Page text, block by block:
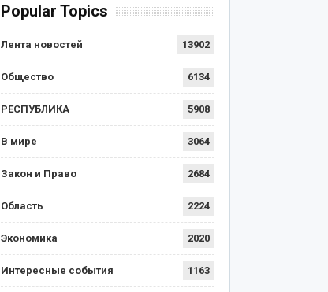
Popular Topics
Лента новостей 13902
Общество 6134
РЕСПУБЛИКА 5908
В мире 3064
Закон и Право 2684
Область 2224
Экономика 2020
Интересные события 1163